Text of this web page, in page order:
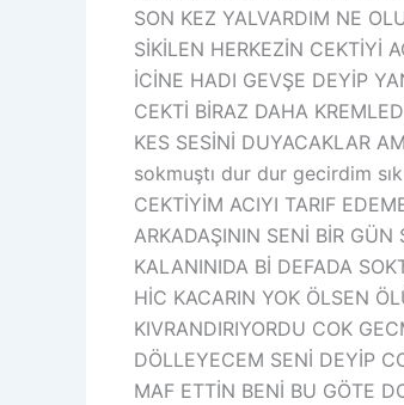
SON KEZ YALVARDIM NE
SİKİLEN HERKEZİN CEKTİYİ
İCİNE HADI GEVŞE DEYİP
CEKTİ BİRAZ DAHA
KES SESİNİ DUYACAKLAR
sokmuştı dur dur gecirdim
CEKTİYİM ACIYI TARIF
ARKADAŞININ SENİ BİR
KALANINIDA Bİ DEFADA
HİC KACARIN YOK ÖLSEN
KIVRANDIRIYORDU COK
DÖLLEYECEM SENİ DEYİP
MAF ETTİN BENİ BU GÖTE